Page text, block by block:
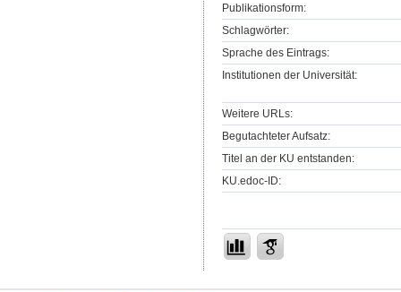
Publikationsform:
Schlagwörter:
Sprache des Eintrags:
Institutionen der Universität:
Weitere URLs:
Begutachteter Aufsatz:
Titel an der KU entstanden:
KU.edoc-ID: